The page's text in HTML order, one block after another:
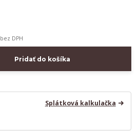
bez DPH
Pridať do košíka
Splátková kalkulačka